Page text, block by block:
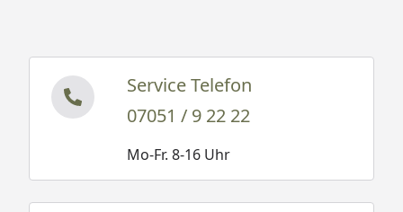
Service Telefon
07051 / 9 22 22
Mo-Fr. 8-16 Uhr